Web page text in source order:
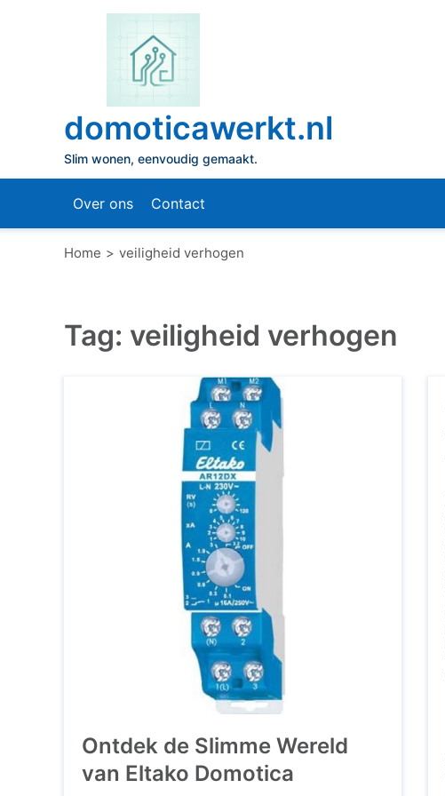
domoticawerkt.nl
Slim wonen, eenvoudig gemaakt.
Over ons Contact
Home veiligheid verhogen
Tag: veiligheid verhogen
Ontdek de Slimme Wereld
van Eltako Domotica